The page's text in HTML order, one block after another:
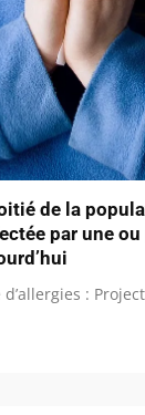
de la
par une
d’allergies :